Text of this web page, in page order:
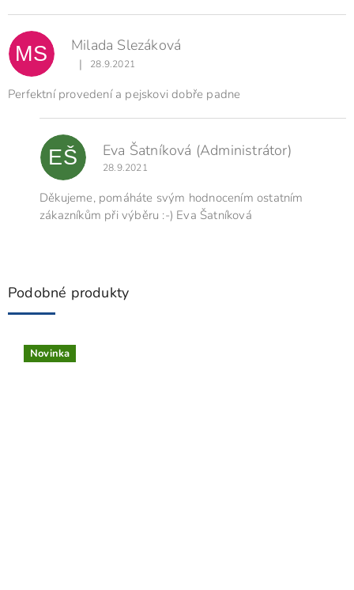
MS Milada Slezáková
Hodnocení produktu je 5 z 5 hvězdiček.
| 28.9.2021
Perfektní provedení a pejskovi dobře padne
EŠ Eva Šatníková (Administrátor)
28.9.2021
Děkujeme, pomáháte svým hodnocením ostatním
zákazníkům při výběru :-) Eva Šatníková
Podobné produkty
Novinka